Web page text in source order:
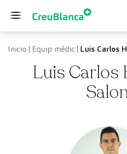
Inicio | Equip mèdic| Luis Carlos
Luis Carlos